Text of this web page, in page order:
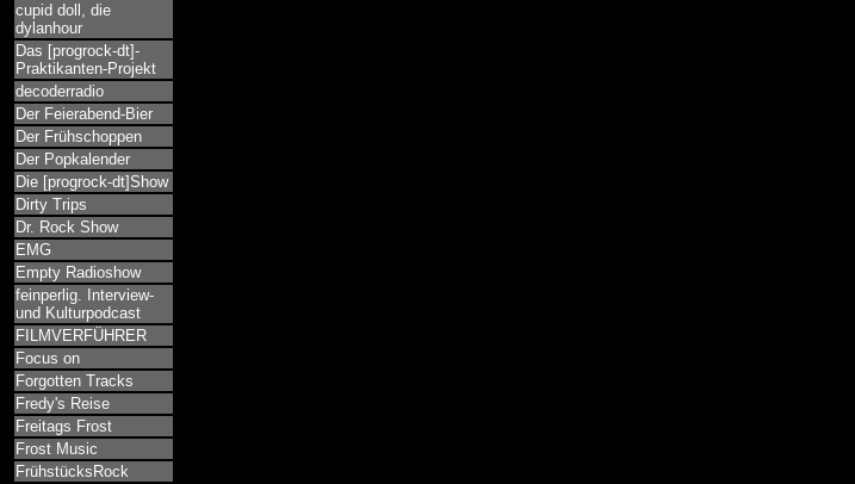
cupid doll, die
dylanhour
Das [progrock-dt]-
Praktikanten-Projekt
decoderradio
Der Feierabend-Bier
Der Frühschoppen
Der Popkalender
Die [progrock-dt]Show
Dirty Trips
Dr. Rock Show
EMG
Empty Radioshow
feinperlig. Interview-
und Kulturpodcast
FILMVERFÜHRER
Focus on
Forgotten Tracks
Fredy's Reise
Freitags Frost
Frost Music
FrühstücksRock